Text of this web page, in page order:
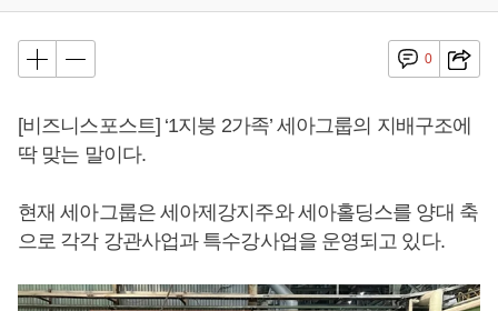
0
[비즈니스포스트] ‘1지붕 2가족’ 세아그룹의 지배구조에
딱 맞는 말이다.
현재 세아그룹은 세아제강지주와 세아홀딩스를 양대 축
으로 각각 강관사업과 특수강사업을 운영되고 있다.